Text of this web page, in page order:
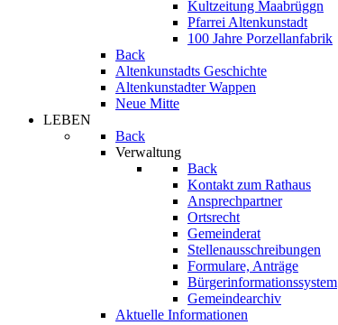
Kultzeitung Maabrüggn
Pfarrei Altenkunstadt
100 Jahre Porzellanfabrik
Back
Altenkunstadts Geschichte
Altenkunstadter Wappen
Neue Mitte
LEBEN
Back
Verwaltung
Back
Kontakt zum Rathaus
Ansprechpartner
Ortsrecht
Gemeinderat
Stellenausschreibungen
Formulare, Anträge
Bürgerinformationssystem
Gemeindearchiv
Aktuelle Informationen